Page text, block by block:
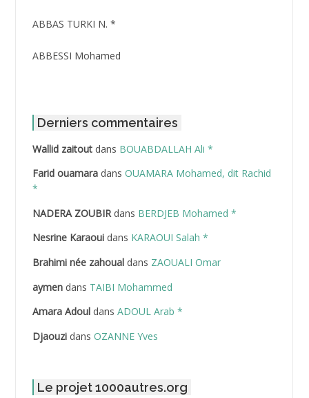
ABBAS TURKI N. *
ABBESSI Mohamed
ABDAT Amar
ABDEDDAIM Hamid
ABDELAZIZ Mohamed
ABDELHAFID Lakhdar
ABDELLI Mohamed
ABDELLI Mohamed *
Derniers commentaires
Wallid zaitoutdans BOUABDALLAH Ali *
Farid ouamaradans OUAMARA Mohamed, dit Rachid
*
NADERA ZOUBIRdans BERDJEB Mohamed *
Nesrine Karaouidans KARAOUI Salah *
Brahimi née zahoualdans ZAOUALI Omar
aymendans TAIBI Mohammed
Amara Adouldans ADOUL Arab *
Djaouzidans OZANNE Yves
Le projet 1000autres.org